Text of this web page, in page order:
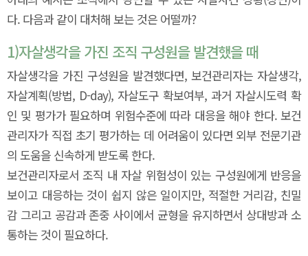
다. 다음과 같이 대처해 보는 것은 어떨까?
1)자살생각을 가진 조직 구성원을 발견했을 때
자살생각을 가진 구성원을 발견했다면, 보건관리자는 자살생각,
자살계획(방법, D-day), 자살도구 확보여부, 과거 자살시도력 확
인 및 평가가 필요하며 위험수준에 따라 대응을 해야 한다. 보건
관리자가 직접 초기 평가하는 데 어려움이 있다면 외부 전문기관
의 도움을 신속하게 받도록 한다.
보건관리자로서 조직 내 자살 위험성이 있는 구성원에게 반응을
보이고 대응하는 것이 쉽지 않은 일이지만, 적절한 거리감, 친밀
감 그리고 공감과 존중 사이에서 균형을 유지하면서 상대방과 소
통하는 것이 필요하다.